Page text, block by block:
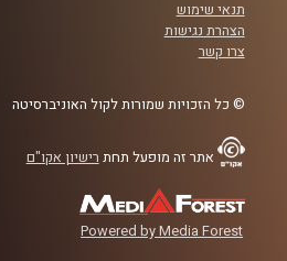
תנאי שימוש
הצהרת נגישות
צרו קשר
© כל הזכויות שמורות לקול האוניברסיטה
אתר זה מופעל תחת רישיון אקו"ם
Powered by Media Forest